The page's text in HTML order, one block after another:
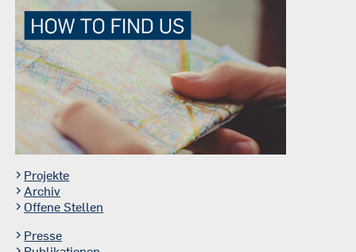
Projekte
Archiv
Offene Stellen
Presse